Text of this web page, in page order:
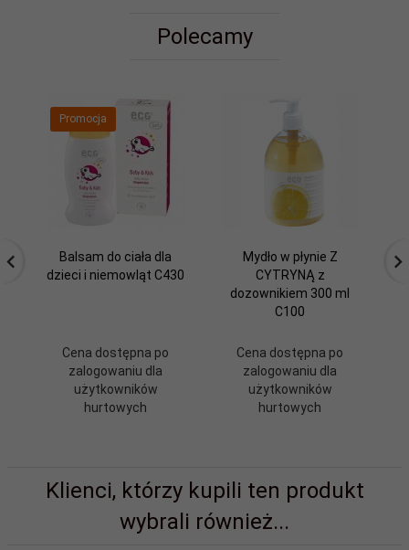
Polecamy
Promocja
Balsam do ciała dla
dzieci i niemowląt C430
Cena dostępna po
zalogowaniu dla
użytkowników
hurtowych
Mydło w płynie Z
CYTRYNĄ z
dozownikiem 300 ml
C100
Cena dostępna po
zalogowaniu dla
użytkowników
hurtowych
Klienci, którzy kupili ten produkt
wybrali również...